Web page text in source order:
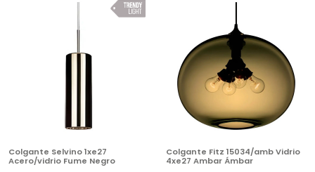
Colgante Selvino 1xe27
Acero/vidrio Fume Negro
Colgante Fitz 15034/amb Vidrio
4xe27 Ambar Ámbar